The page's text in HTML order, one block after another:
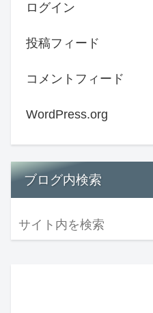
ログイン
投稿フィード
コメントフィード
WordPress.org
ブログ内検索